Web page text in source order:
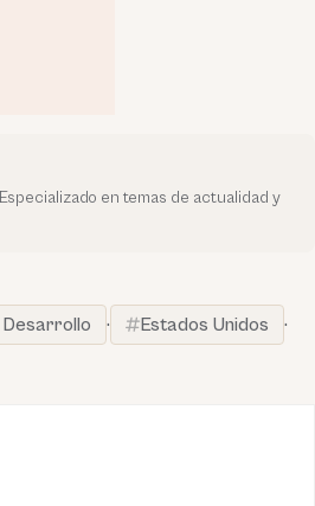
en temas de actualidad y
· Estados Unidos
·